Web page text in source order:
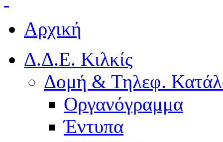
Αρχική
Δ.Δ.Ε. Κιλκίς
Δομή & Τηλεφ.
Οργανόγραμμα
Έντυπα